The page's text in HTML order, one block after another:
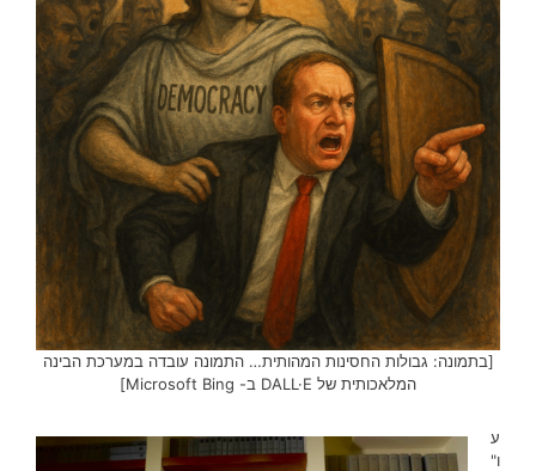
[בתמונה: גבולות החסינות המהותית… התמונה עובדה במערכת הבינה
המלאכותית של DALL·E ב- Microsoft Bing]
ע
ו"